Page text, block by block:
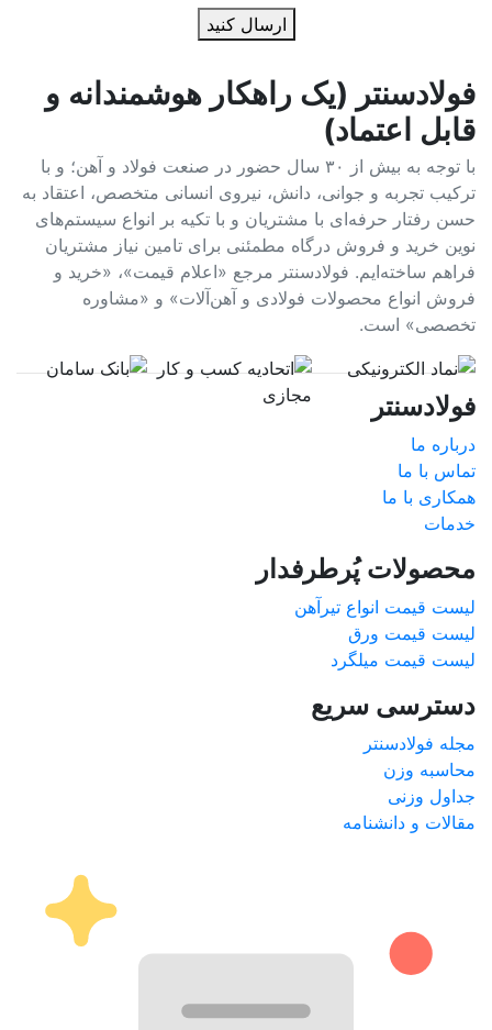
ارسال کنید
فولادسنتر (یک راهکار هوشمندانه و
قابل اعتماد)
با توجه به بیش از ۳۰ سال حضور در صنعت فولاد و آهن؛ و با
ترکیب تجربه و جوانی، دانش، نیروی انسانی متخصص، اعتقاد به
حسن رفتار حرفه‌ای با مشتریان و با تکیه بر انواع سیستم‌های
نوین خرید و فروش درگاه مطمئنی برای تامین نیاز مشتریان
فراهم ساخته‌ایم. فولادسنتر مرجع «اعلام قیمت»، «خرید و
فروش انواع محصولات فولادی و آهن‌آلات» و «مشاوره
تخصصی» است.
فولادسنتر
درباره ما
تماس با ما
همکاری با ما
خدمات
محصولات پُرطرفدار
لیست قیمت انواع تیرآهن
لیست قیمت ورق
لیست قیمت میلگرد
دسترسی سریع
مجله فولادسنتر
محاسبه وزن
جداول وزنی
مقالات و دانشنامه